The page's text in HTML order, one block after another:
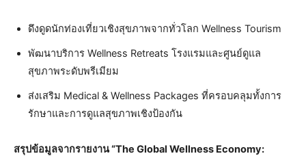
ดึงดูดนักท่องเที่ยวเชิงสุขภาพจากทั่วโลก Wellness Tourism
พัฒนาบริการ Wellness Retreats โรงแรมและศูนย์ดูแล
สุขภาพระดับพรีเมียม
ส่งเสริม Medical & Wellness Packages ที่ครอบคลุมทั้งการ
รักษาและการดูแลสุขภาพเชิงป้องกัน
สรุปข้อมูลจากรายงาน “The Global Wellness Economy: